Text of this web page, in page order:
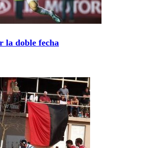
la doble fecha